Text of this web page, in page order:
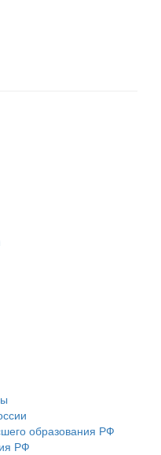
образования РФ
РФ